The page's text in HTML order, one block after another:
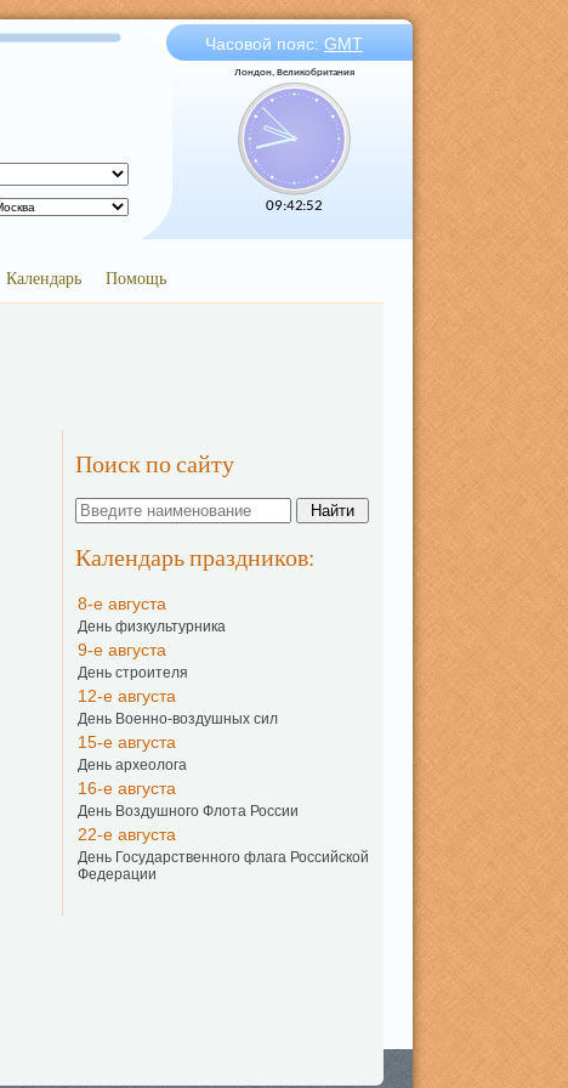
Часовой пояс: GMT
Лондон, Великобритания
09:42:52
Календарь Помощь
Поиск по сайту
Календарь праздников:
8-е августа
День физкультурника
9-е августа
День строителя
12-е августа
День Военно-воздушных сил
15-е августа
День археолога
16-е августа
День Воздушного Флота России
22-е августа
День Государственного флага Российской
Федерации